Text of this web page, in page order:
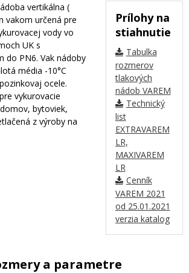
Prílohy na
stiahnutie
Tabulka
rozmerov
tlakových
nádob VAREM
Technický
list
EXTRAVAREM
LR,
MAXIVAREM
LR
Cenník
VAREM 2021
od 25.01.2021
verzia katalog
vertikálna (
vakom určená pre
vody vo
UK s
do PN6. Vak nádoby
média -10°C
ocele.
vykurovacie
bytoviek,
z výroby na
a parametre